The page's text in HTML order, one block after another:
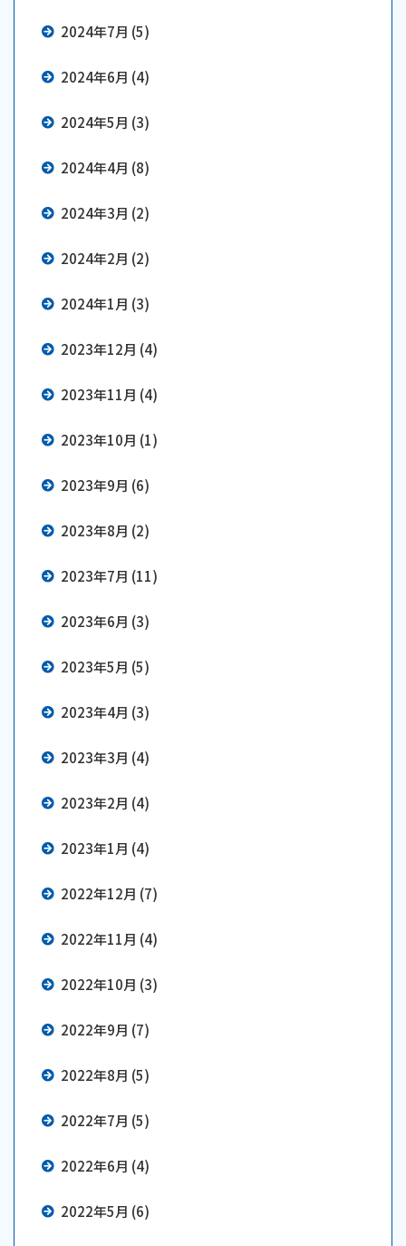
2024年7月 (5)
2024年6月 (4)
2024年5月 (3)
2024年4月 (8)
2024年3月 (2)
2024年2月 (2)
2024年1月 (3)
2023年12月 (4)
2023年11月 (4)
2023年10月 (1)
2023年9月 (6)
2023年8月 (2)
2023年7月 (11)
2023年6月 (3)
2023年5月 (5)
2023年4月 (3)
2023年3月 (4)
2023年2月 (4)
2023年1月 (4)
2022年12月 (7)
2022年11月 (4)
2022年10月 (3)
2022年9月 (7)
2022年8月 (5)
2022年7月 (5)
2022年6月 (4)
2022年5月 (6)